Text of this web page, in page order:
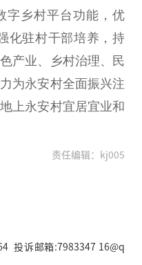
字乡村平台功能，优
化驻村干部培养，持
产业、乡村治理、民
为永安村全面振兴注
上永安村宜居宜业和
责任编辑：kj005
投诉邮箱:7983347 16@q